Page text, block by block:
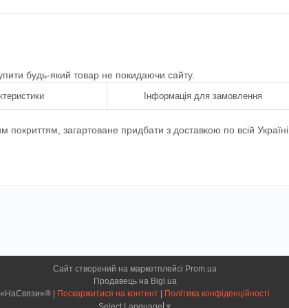
будь-який товар не покидаючи сайту.
Інформація для замовлення
загартоване придбати з доставкою по всій Україні
Сайт створений на маркетплейсі Prom.ua
Продавець на Bigl.ua
Поскаржитися на контент
Політика конфіденційності